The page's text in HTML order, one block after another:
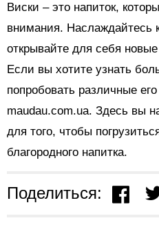
Виски – это напиток,
внимания. Наслаждайтесь
открывайте для себя
Если вы хотите узнать
попробовать различные
maudau.com.ua. Здесь вы
для того, чтобы
благородного напитка.
Поделиться: